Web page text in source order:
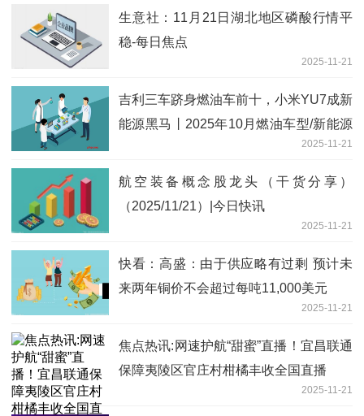
生意社：11月21日湖北地区磷酸行情平
稳-每日焦点
2025-11-21
吉利三车跻身燃油车前十，小米YU7成新
能源黑马丨2025年10月燃油车型/新能源
2025-11-21
航空装备概念股龙头（干货分享）
（2025/11/21）|今日快讯
2025-11-21
快看：高盛：由于供应略有过剩 预计未
来两年铜价不会超过每吨11,000美元
2025-11-21
焦点热讯:网速护航“甜蜜”直播！宜昌联通
保障夷陵区官庄村柑橘丰收全国直播
2025-11-21